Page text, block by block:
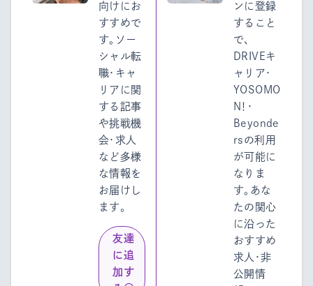
向けにお
すすめで
す。ソー
シャル転
職・キャ
リアに関
する記事
や挑戦機
会・求人
など多様
な情報を
お届けし
ます。
友達
に追
加す
ンに登録
すること
で、
DRIVEキ
ャリア・
YOSOMO
N！・
Beyonde
rsの利用
が可能に
なりま
す。あな
たの関心
に沿った
おすすめ
求人・非
公開情